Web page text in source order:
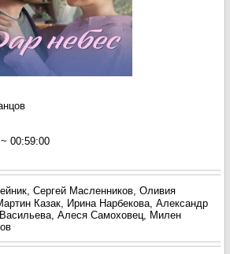
~ 00:59:00
Сергей Масленников, Оливия
Казак, Ирина Нарбекова, Александр
Алеся Самоховец, Милен